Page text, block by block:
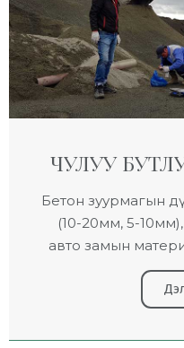
ЧУЛУУ
Бетон зуурмагын
(10-20мм, 5-
авто замын